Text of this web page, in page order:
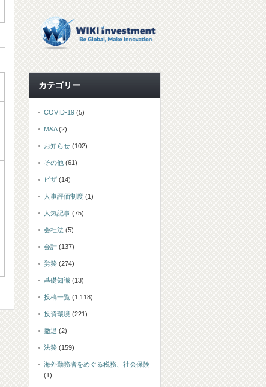
カテゴリー
COVID-19 (5)
M&A(2)
お知らせ (102)
その他 (61)
ビザ (14)
人事評価制度 (1)
人気記事 (75)
会社法 (5)
会計 (137)
労務 (274)
基礎知識 (13)
投稿一覧 (1,118)
投資環境 (221)
撤退 (2)
法務 (159)
海外勤務者をめぐる税務、社会保険
(1)